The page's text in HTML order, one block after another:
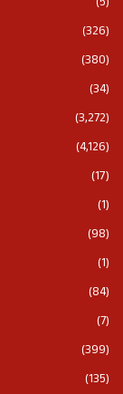
(326)
(380)
(34)
(3,272)
(4,126)
(17)
(1)
(98)
(1)
(84)
(7)
(399)
(135)